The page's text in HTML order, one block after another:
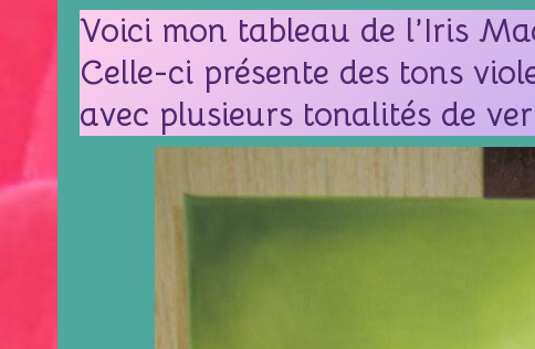
Voici mon tableau de l’Iris
Celle-ci présente des tons
avec plusieurs tonalités de